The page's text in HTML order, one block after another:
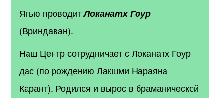
Ягью проводитЛоканатх Гоур
(Вриндаван).
Наш Центр сотрудничает с Локанатх Гоур
дас (по рождению Лакшми Нараяна
Карант). Родился и вырос в браманической